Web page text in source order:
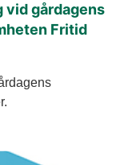
vid gårdagens
Fritid